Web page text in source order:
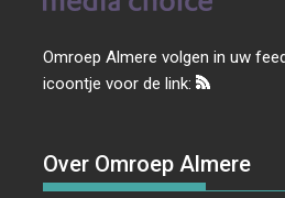
Omroep Almere volgen in uw
icoontje voor de link:
Over Omroep Almere